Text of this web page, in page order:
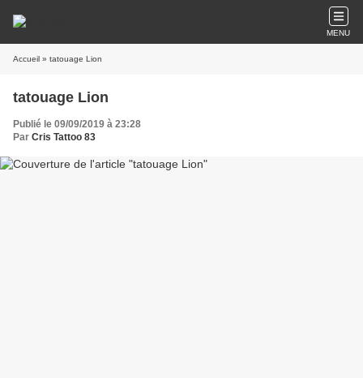
MENU
Accueil » tatouage Lion
tatouage Lion
Publié le 09/09/2019 à 23:28
Par Cris Tattoo 83